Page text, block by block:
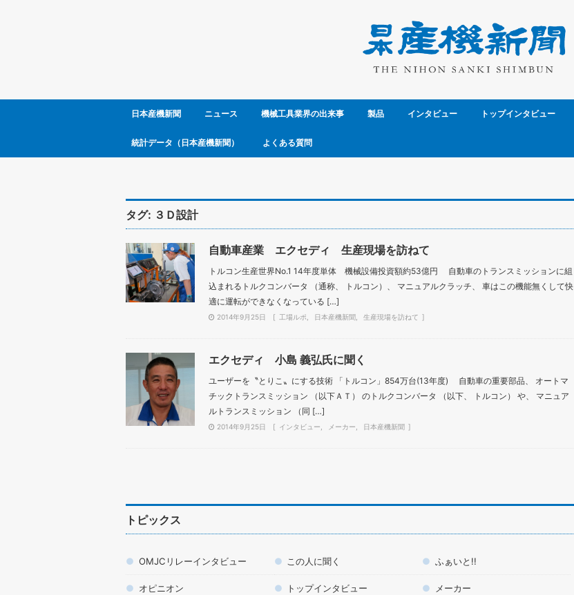
日本産機新聞 ニュース 機械工具業界の出来事 製品 インタビュー トップインタビュー
統計データ（日本産機新聞） よくある質問
タグ: ３Ｄ設計
自動車産業 エクセディ 生産現場を訪ねて
トルコン生産世界No.1 14年度単体 機械設備投資額約53億円 自動車のトランスミッションに組
込まれるトルクコンバータ （通称、 トルコン）、 マニュアルクラッチ、 車はこの機能無くして快
適に運転ができなくなっている […]
2014年9月25日 工場ルポ 日本産機新聞 生産現場を訪ねて
エクセディ 小島 義弘氏に聞く
ユーザーを〝とりこ〟にする技術 「トルコン」854万台(13年度) 自動車の重要部品、 オートマ
チックトランスミッション （以下ＡＴ） のトルクコンバータ （以下、 トルコン） や、 マニュア
ルトランスミッション （同 […]
2014年9月25日 インタビュー メーカー 日本産機新聞
トピックス
OMJCリレーインタビュー この人に聞く ふぁいと!!
オピニオン トップインタビュー メーカー